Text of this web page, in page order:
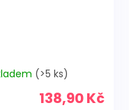
(>5 ks)
138,90 Kč